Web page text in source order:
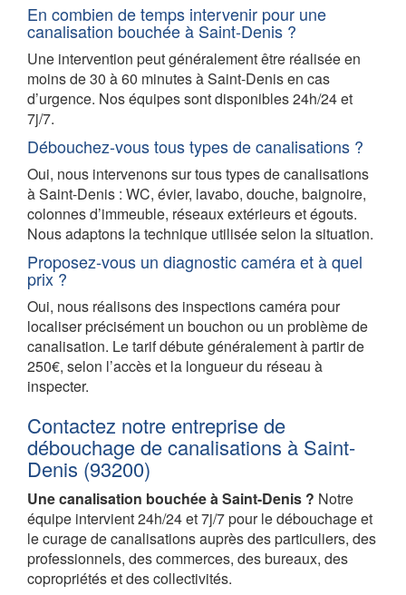
En combien de temps intervenir pour une
canalisation bouchée à Saint-Denis ?
Une intervention peut généralement être réalisée en
moins de 30 à 60 minutes à Saint-Denis en cas
d’urgence. Nos équipes sont disponibles 24h/24 et
7j/7.
Débouchez-vous tous types de canalisations ?
Oui, nous intervenons sur tous types de canalisations
à Saint-Denis : WC, évier, lavabo, douche, baignoire,
colonnes d’immeuble, réseaux extérieurs et égouts.
Nous adaptons la technique utilisée selon la situation.
Proposez-vous un diagnostic caméra et à quel
prix ?
Oui, nous réalisons des inspections caméra pour
localiser précisément un bouchon ou un problème de
canalisation. Le tarif débute généralement à partir de
250€, selon l’accès et la longueur du réseau à
inspecter.
Contactez notre entreprise de
débouchage de canalisations à Saint-
Denis (93200)
Une canalisation bouchée à Saint-Denis ? Notre
équipe intervient 24h/24 et 7j/7 pour le débouchage et
le curage de canalisations auprès des particuliers, des
professionnels, des commerces, des bureaux, des
copropriétés et des collectivités.